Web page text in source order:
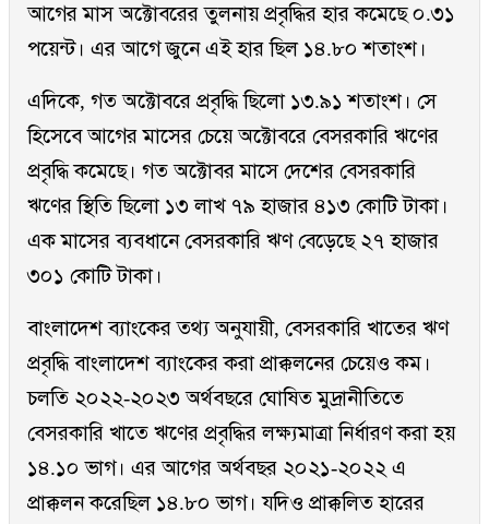
আগের মাস অক্টোবরের তুলনায় প্রবৃদ্ধির হার কমেছে ০.৩১
পয়েন্ট। এর আগে জুনে এই হার ছিল ১৪.৮০ শতাংশ।
এদিকে, গত অক্টোবরে প্রবৃদ্ধি ছিলো ১৩.৯১ শতাংশ। সে
হিসেবে আগের মাসের চেয়ে অক্টোবরে বেসরকারি ঋণের
প্রবৃদ্ধি কমেছে। গত অক্টোবর মাসে দেশের বেসরকারি
ঋণের স্থিতি ছিলো ১৩ লাখ ৭৯ হাজার ৪১৩ কোটি টাকা।
এক মাসের ব্যবধানে বেসরকারি ঋণ বেড়েছে ২৭ হাজার
৩০১ কোটি টাকা।
বাংলাদেশ ব্যাংকের তথ্য অনুযায়ী, বেসরকারি খাতের ঋণ
প্রবৃদ্ধি বাংলাদেশ ব্যাংকের করা প্রাক্কলনের চেয়েও কম।
চলতি ২০২২-২০২৩ অর্থবছরে ঘোষিত মুদ্রানীতিতে
বেসরকারি খাতে ঋণের প্রবৃদ্ধির লক্ষ্যমাত্রা নির্ধারণ করা হয়
১৪.১০ ভাগ। এর আগের অর্থবছর ২০২১-২০২২ এ
প্রাক্কলন করেছিল ১৪.৮০ ভাগ। যদিও প্রাক্কলিত হারের